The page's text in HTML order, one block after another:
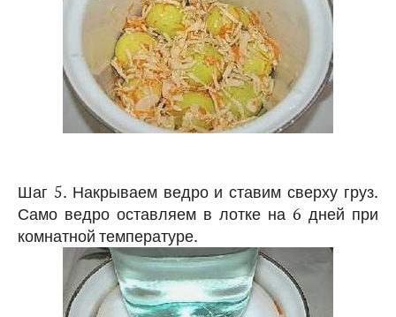
Шаг 5. Накрываем ведро и ставим сверху груз.
Само ведро оставляем в лотке на 6 дней при
комнатной температуре.